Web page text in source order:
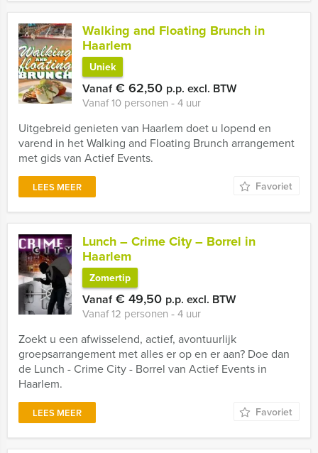
Walking and Floating Brunch in
Haarlem
Uniek
Vanaf€ 62,50 p.p. excl. BTW
Vanaf 10 personen ‐ 4 uur
Uitgebreid genieten van Haarlem doet u lopend en
varend in het Walking and Floating Brunch arrangement
met gids van Actief Events.
LEES MEER Favoriet
Lunch – Crime City – Borrel in
Haarlem
Zomertip
Vanaf€ 49,50 p.p. excl. BTW
Vanaf 12 personen ‐ 4 uur
Zoekt u een afwisselend, actief, avontuurlijk
groepsarrangement met alles er op en er aan? Doe dan
de Lunch - Crime City - Borrel van Actief Events in
Haarlem.
LEES MEER Favoriet